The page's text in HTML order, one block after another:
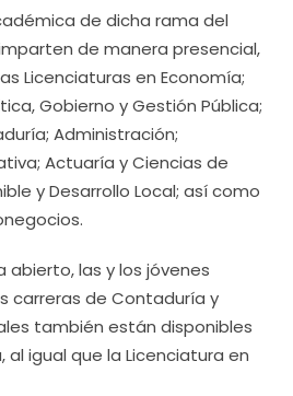
de dicha rama del
de manera presencial,
Licenciaturas en Economía;
Gobierno y Gestión Pública;
Administración;
Actuaría y Ciencias de
y Desarrollo Local; así como
abierto, las y los jóvenes
carreras de Contaduría y
también están disponibles
igual que la Licenciatura en